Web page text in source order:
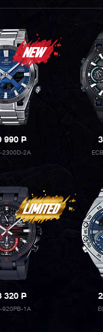
990P
2300D-2A
320P
920PB-1A